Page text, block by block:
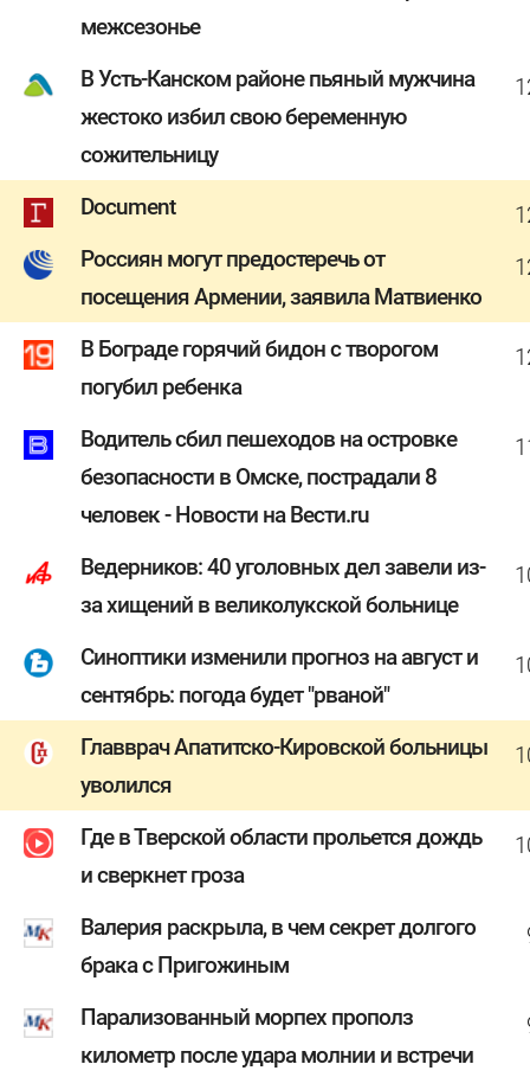
межсезонье
В Усть-Канском районе пьяный мужчина
жестоко избил свою беременную
сожительницу
Document
Россиян могут предостеречь от
посещения Армении, заявила Матвиенко
В Бограде горячий бидон с творогом
погубил ребенка
Водитель сбил пешеходов на островке
безопасности в Омске, пострадали 8
человек - Новости на Вести.ru
Ведерников: 40 уголовных дел завели из-
за хищений в великолукской больнице
Синоптики изменили прогноз на август и
сентябрь: погода будет "рваной"
Главврач Апатитско-Кировской больницы
уволился
Где в Тверской области прольется дождь
и сверкнет гроза
Валерия раскрыла, в чем секрет долгого
брака с Пригожиным
Парализованный морпех прополз
километр после удара молнии и встречи